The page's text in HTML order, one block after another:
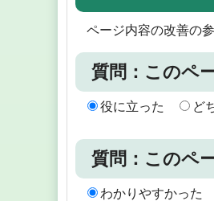
ページ内容の改善の
質問：このペ
役に立った ど
質問：このペ
わかりやすかった